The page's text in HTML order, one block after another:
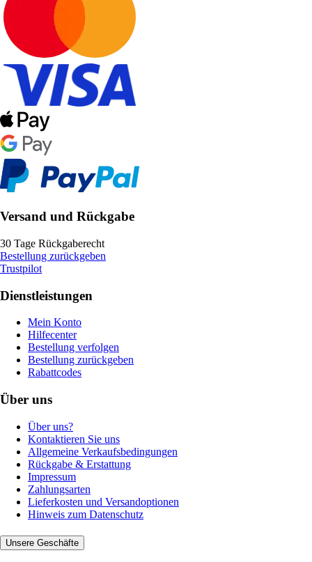
Versand und Rückgabe
30 Tage Rückgaberecht
Bestellung zurückgeben
Trustpilot
Dienstleistungen
Mein Konto
Hilfecenter
Bestellung verfolgen
Bestellung zurückgeben
Rabattcodes
Über uns
Über uns?
Kontaktieren Sie uns
Allgemeine Verkaufsbedingungen
Rückgabe & Erstattung
Impressum
Zahlungsarten
Lieferkosten und Versandoptionen
Hinweis zum Datenschutz
Unsere Geschäfte